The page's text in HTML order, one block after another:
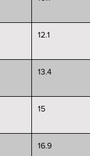
12.1
13.4
15
16.9